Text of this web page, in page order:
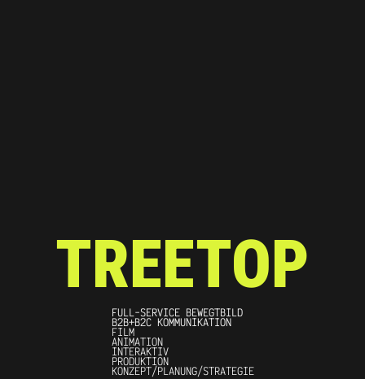
TREETOP
FULL-SERVICE BEWEGTBILD
B2B+B2C KOMMUNIKATION
FILM
ANIMATION
INTERAKTIV
PRODUKTION
KONZEPT/PLANUNG/STRATEGIE